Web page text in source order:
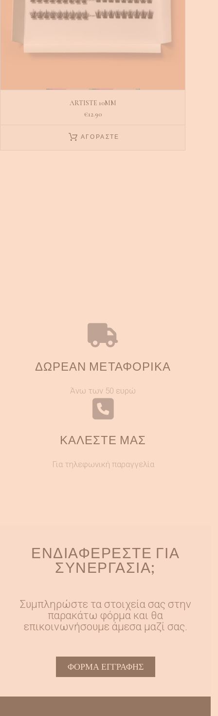
ARTISTE 10MM
€12.90
ΑΓΟΡΑΣΤΕ
ΔΩΡΕΑΝ ΜΕΤΑΦΟΡΙΚΑ
Άνω των 50 ευρώ
ΚΑΛΕΣΤΕ ΜΑΣ
Για τηλεφωνική παραγγελία
ΕΝΔΙΑΦΈΡΕΣΤΕ ΓΙΑ
ΣΥΝΕΡΓΑΣΊΑ;
Συμπληρώστε τα στοιχεία σας στην
παρακάτω φόρμα και θα
επικοινωνήσουμε άμεσα μαζί σας.
ΦΟΡΜΑ ΕΓΓΡΑΦΗΣ